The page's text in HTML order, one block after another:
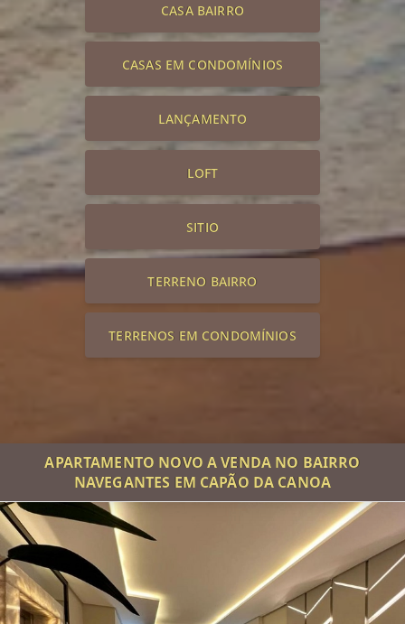
CASA BAIRRO
CASAS EM CONDOMÍNIOS
LANÇAMENTO
LOFT
SITIO
TERRENO BAIRRO
TERRENOS EM CONDOMÍNIOS
APARTAMENTO NOVO A VENDA NO BAIRRO
NAVEGANTES EM CAPÃO DA CANOA